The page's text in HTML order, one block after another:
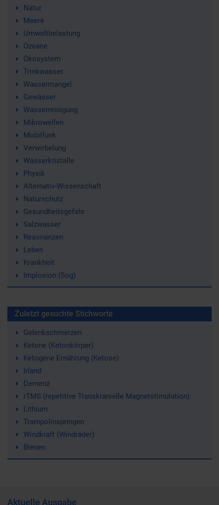
Natur
Meere
Umweltbelastung
Ozeane
Ökosystem
Trinkwasser
Wassermangel
Gewässer
Wasserreinigung
Mikrowellen
Mobilfunk
Verwirbelung
Wasserkristalle
Physik
Alternativ-Wissenschaft
Naturschutz
Gesundheitsgefahr
Salzwasser
Resonanzen
Leben
Krankheit
Implosion (Sog)
Zuletzt gesuchte Stichworte
Gelenkschmerzen
Ketone (Ketonkörper)
Ketogene Ernährung (Ketose)
Irland
Demenz
rTMS (repetitive Transkranielle Magnetstimulation)
Lithium
Trampolinspringen
Windkraft (Windräder)
Bienen
Aktuelle Ausgabe